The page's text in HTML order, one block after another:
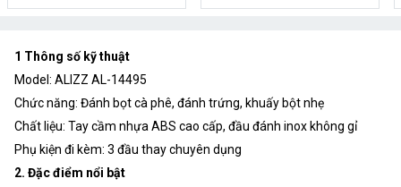
1 Thông số kỹ thuật
Model: ALIZZ AL-14495
Chức năng: Đánh bọt cà phê, đánh trứng, khuấy bột nhẹ
Chất liệu: Tay cầm nhựa ABS cao cấp, đầu đánh inox không gỉ
Phụ kiện đi kèm: 3 đầu thay chuyên dụng
2. Đặc điểm nổi bật